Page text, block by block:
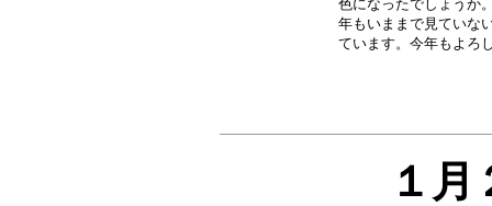
色になったでしょうか
年もいままで見ていな
１